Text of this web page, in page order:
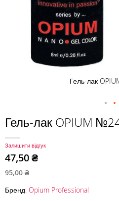
Гель-лак
до
галереї
зображень
Гель-лак OPIUM
Залишити відгук
47,50 ₴
95,00 ₴
Бренд: Opium Professional